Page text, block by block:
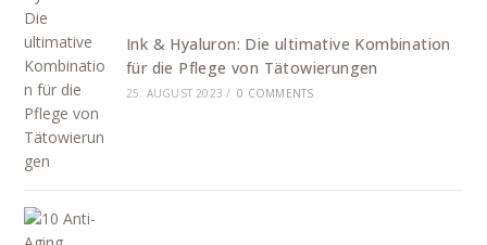
Ink & Hyaluron: Die ultimative Kombination
für die Pflege von Tätowierungen
25. AUGUST 2023 / 0 COMMENTS